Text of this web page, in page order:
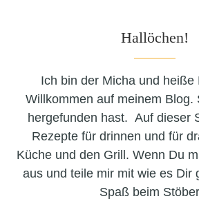
Hallöchen!
Ich bin der Micha und heiße
Willkommen auf meinem Blog.
hergefunden hast. Auf dieser
Rezepte für drinnen und für
Küche und den Grill. Wenn Du
aus und teile mir mit wie es Dir
Spaß beim